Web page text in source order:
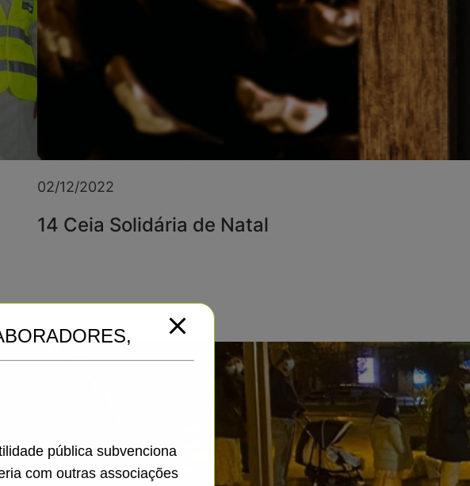
02/12/2022
14 Ceia Solidária de Natal
pública subvenciona
com outras associações